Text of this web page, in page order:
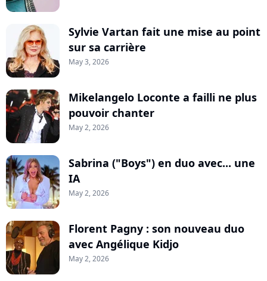
Sylvie Vartan fait une mise au point
sur sa carrière
May 3, 2026
Mikelangelo Loconte a failli ne plus
pouvoir chanter
May 2, 2026
Sabrina ("Boys") en duo avec... une
IA
May 2, 2026
Florent Pagny : son nouveau duo
avec Angélique Kidjo
May 2, 2026